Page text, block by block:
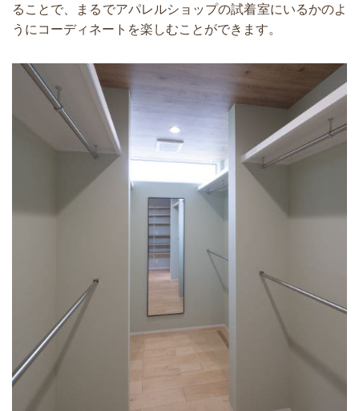
ることで、まるでアパレルショップの試着室にいるかのよ
うにコーディネートを楽しむことができます。